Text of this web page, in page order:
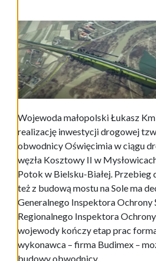
Wojewoda małopolski Łukasz
realizację inwestycji drogowej
obwodnicy Oświęcimia w ciągu
węzła Kosztowy II w
Potok w Bielsku-Białej. Przebieg
też z budową mostu na Sole ma
Generalnego Inspektora Ochrony
Regionalnego Inspektora
wojewody kończy etap prac
wykonawca – firma Budimex –
budowy obwodnicy.